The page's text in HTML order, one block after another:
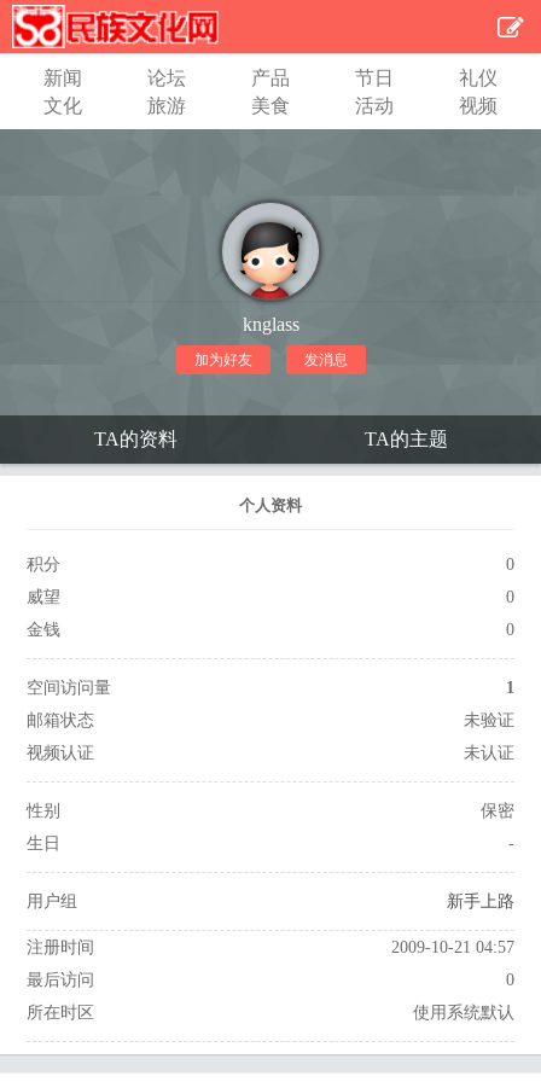
新闻 论坛 产品 节日
礼仪
文化
旅游 美食 活动 视频
knglass
加为好友 发消息
TA的资料 TA的主题
个人资料
积分
0
威望
0
金钱
0
空间访问量
1
邮箱状态
未验证
视频认证
未认证
性别
保密
生日
-
用户组 新手上路
注册时间
2009-10-21 04:57
最后访问
0
所在时区
使用系统默认